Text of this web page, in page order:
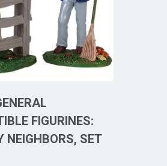
FIGURINES:
NEIGHBORS, SET